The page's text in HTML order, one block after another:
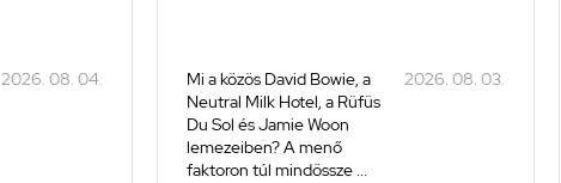
2026. 08. 04.
Mi a közös David Bowie, a
Neutral Milk Hotel, a Rüfüs
Du Sol és Jamie Woon
lemezeiben? A menő
faktoron túl mindössze ...
2026. 08. 03.